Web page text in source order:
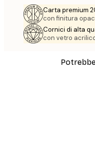
Carta premium
con finitura
Cornici di alta
con vetro